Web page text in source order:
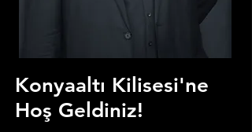
Konyaaltı Kilisesi'ne
Hoş Geldiniz!